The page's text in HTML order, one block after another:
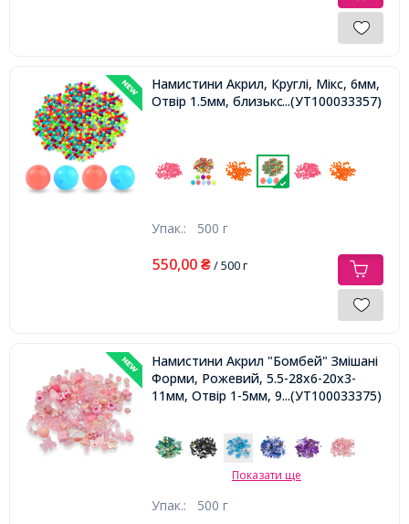
Намистини Акрил, Круглі, Мікс, 6мм,
Отвір 1.5мм, близько 3750шт/500г,
...(УТ100033357)
Упак.: 500 г
550,00 ₴/ 500 г
Намистини Акрил "Бомбей" Змішані
Форми, Рожевий, 5.5-28x6-20x3-
11мм, Отвір 1-5мм, 960шт/500г
...(УТ100033375)
Показати ще
Упак.: 500 г